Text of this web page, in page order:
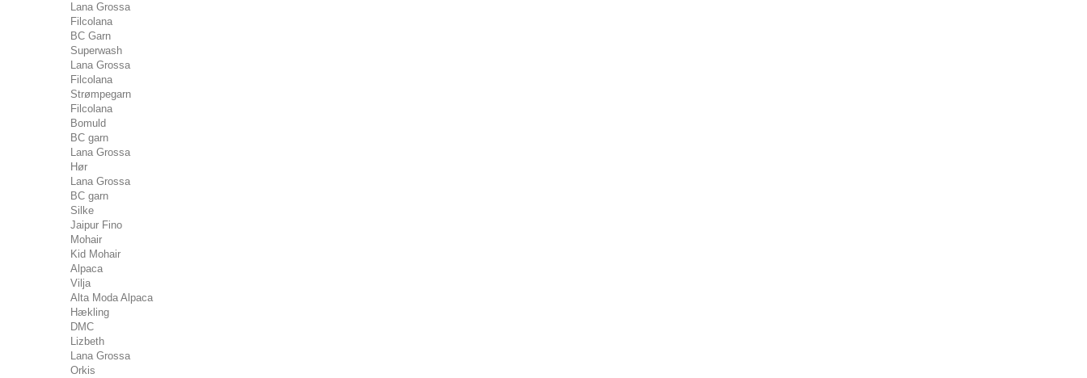
Lana Grossa
Filcolana
BC Garn
Superwash
Lana Grossa
Filcolana
Strømpegarn
Filcolana
Bomuld
BC garn
Lana Grossa
Hør
Lana Grossa
BC garn
Silke
Jaipur Fino
Mohair
Kid Mohair
Alpaca
Vilja
Alta Moda Alpaca
Hækling
DMC
Lizbeth
Lana Grossa
Orkis